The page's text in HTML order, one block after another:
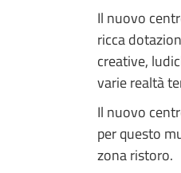
Il nuovo
ricca
creative,
varie realtà
Il nuovo
per questo
zona ristoro.